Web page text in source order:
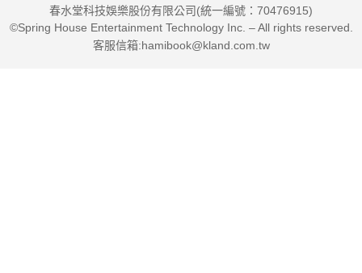
春水堂科技娛樂股份有限公司(統一編號：70476915)
©Spring House Entertainment Technology Inc. – All rights reserved.
客服信箱:hamibook@kland.com.tw